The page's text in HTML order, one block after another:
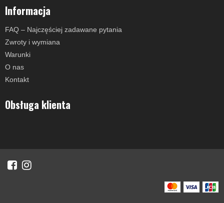
Informacja
FAQ – Najczęściej zadawane pytania
Zwroty i wymiana
Warunki
O nas
Kontakt
Obsługa klienta